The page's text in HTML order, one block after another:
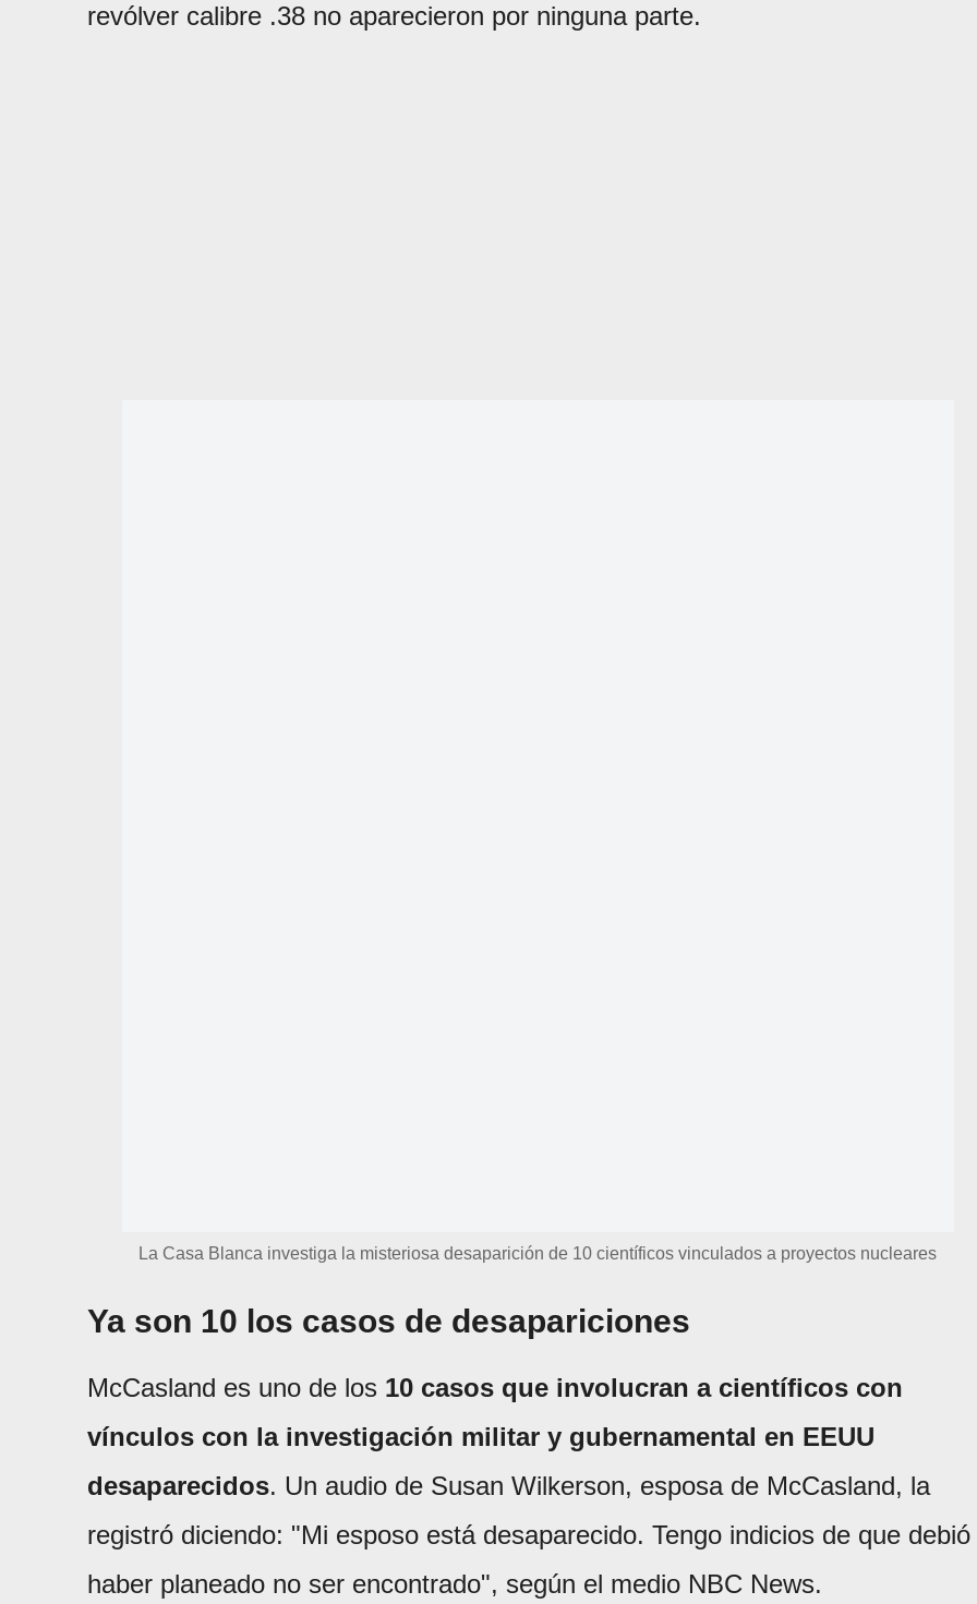
revólver calibre .38 no aparecieron por ninguna parte.
La Casa Blanca investiga la misteriosa desaparición de 10 científicos vinculados a proyectos nucleares
Ya son 10 los casos de desapariciones
McCasland es uno de los 10 casos que involucran a científicos con
vínculos con la investigación militar y gubernamental en EEUU
desaparecidos. Un audio de Susan Wilkerson, esposa de McCasland, la
registró diciendo: "Mi esposo está desaparecido. Tengo indicios de que debió
haber planeado no ser encontrado", según el medio NBC News.